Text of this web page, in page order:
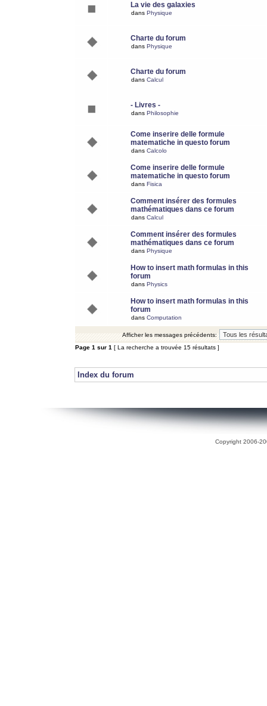
La vie des galaxies
dans Physique
Charte du forum
dans Physique
Charte du forum
dans Calcul
- Livres -
dans Philosophie
Come inserire delle formule
matematiche in questo forum
dans Calcolo
Come inserire delle formule
matematiche in questo forum
dans Fisica
Comment insérer des formules
mathématiques dans ce forum
dans Calcul
Comment insérer des formules
mathématiques dans ce forum
dans Physique
How to insert math formulas in this
forum
dans Physics
How to insert math formulas in this
forum
dans Computation
Afficher les messages précédents:
Page 1 sur 1 [ La recherche a trouvée 15 résultats ]
Index du forum
Copyright 2006-